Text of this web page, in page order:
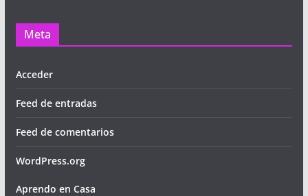
Meta
Acceder
Feed de entradas
Feed de comentarios
WordPress.org
Aprendo en Casa